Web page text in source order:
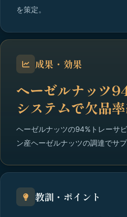
を策定。
成果・効果
ヘーゼルナッツ
システムで欠品
ヘーゼルナッツの94%トレーサ
ン産ヘーゼルナッツの調達でサ
教訓・ポイント